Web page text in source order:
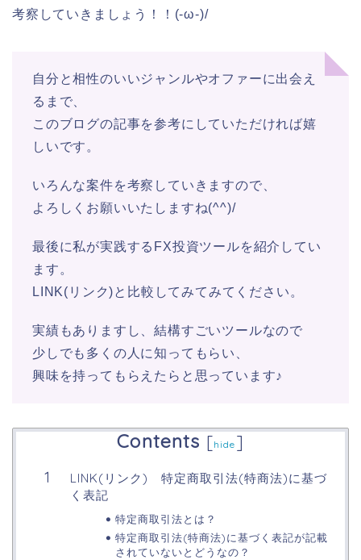
考察していきましょう！！(-ω-)/
自分と相性のいいジャンルやオファーに出会え
るまで、
このブログの記事を参考にしていただければ嬉
しいです。
いろんな案件を考察していきますので、
よろしくお願いいたしますね(^^)/
最後に私が実践するFX投資ツールを紹介してい
ます。
LINK(リンク)と比較してみてみてください。
実績もありますし、結構すごいツールなので
少しでも多くの人に知ってもらい、
興味を持ってもらえたらと思っています♪
Contents [hide ]
LINK(リンク) 特定商取引法(特商法)に基づ
く表記
特定商取引法とは？
特定商取引法(特商法)に基づく表記が記載
されていないとどうなの？